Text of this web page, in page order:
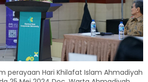
perayaan Hari Khilafat Islam Ahmadiyah